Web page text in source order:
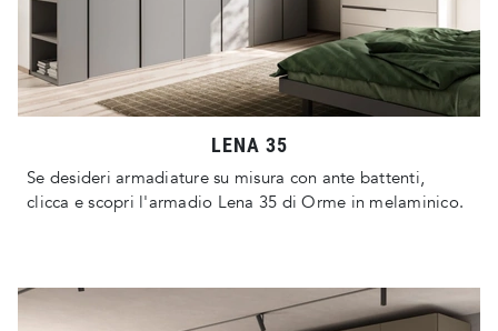
LENA 35
Se desideri armadiature su misura con ante battenti,
clicca e scopri l'armadio Lena 35 di Orme in melaminico.